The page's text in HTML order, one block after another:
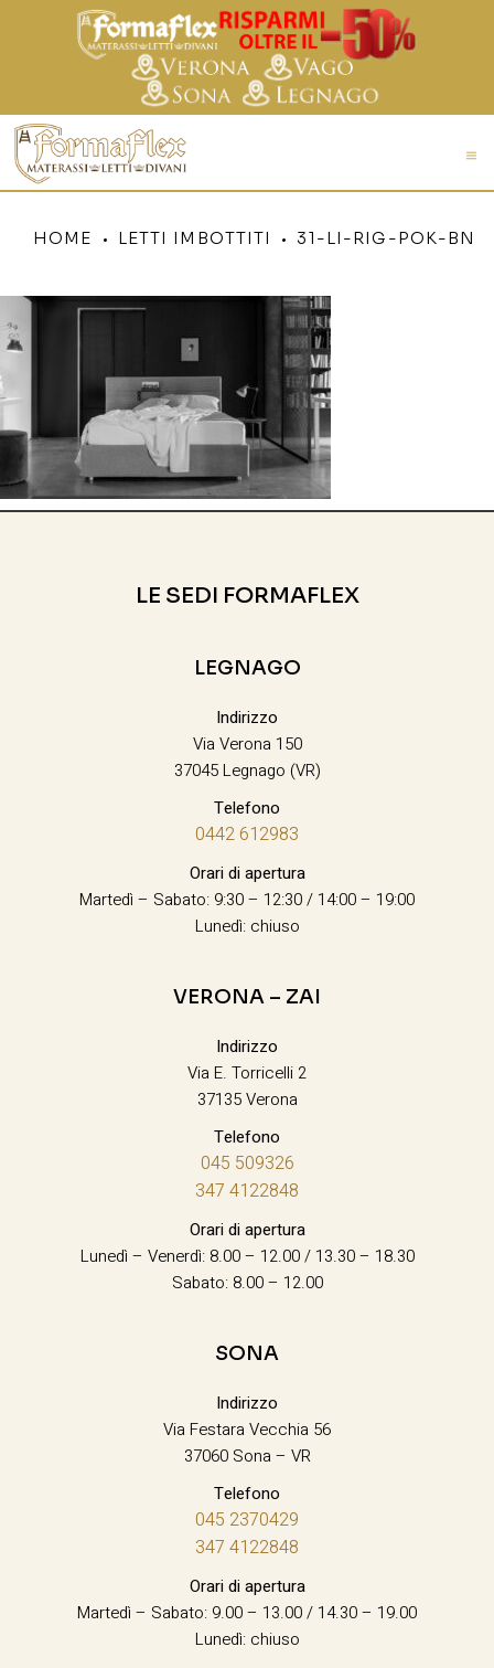
HOME LETTI IMBOTTITI 31-LI-RIG-POK-BN
LE SEDI FORMAFLEX
LEGNAGO
Indirizzo
Via Verona 150
37045 Legnago (VR)
Telefono
0442 612983
Orari di apertura
Martedì – Sabato: 9:30 – 12:30 / 14:00 – 19:00
Lunedì: chiuso
VERONA – ZAI
Indirizzo
Via E. Torricelli 2
37135 Verona
Telefono
045 509326
347 4122848
Orari di apertura
Lunedì – Venerdì: 8.00 – 12.00 / 13.30 – 18.30
Sabato: 8.00 – 12.00
SONA
Indirizzo
Via Festara Vecchia 56
37060 Sona – VR
Telefono
045 2370429
347 4122848
Orari di apertura
Martedì – Sabato: 9.00 – 13.00 / 14.30 – 19.00
Lunedì: chiuso